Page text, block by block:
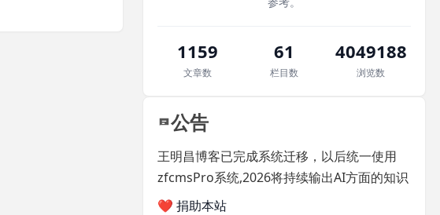
1159
文章数
61
栏目数
4049188
浏览数
公告
王明昌博客已完成系统迁移，以后统一使用
zfcmsPro系统,2026将持续输出AI方面的知识
❤️ 捐助本站